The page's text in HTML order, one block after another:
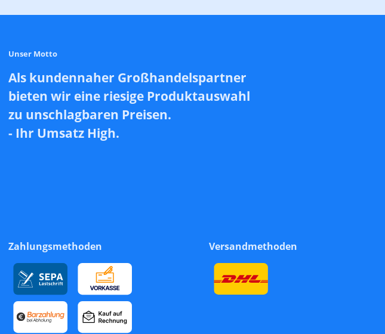
Unser Motto
Als kundennaher Großhandelspartner
bieten wir eine riesige Produktauswahl
zu unschlagbaren Preisen.
- Ihr Umsatz High.
Zahlungsmethoden Versandmethoden